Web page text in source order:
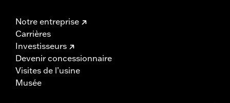
Notre entreprise
Carrières
Investisseurs
Devenir concessionnaire
Visites de l’usine
Musée